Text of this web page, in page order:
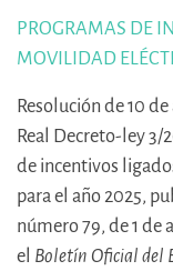
PROGRAMAS DE
MOVILIDAD
Resolución de 10
Real Decreto-ley 3/
de incentivos
para el año 2025,
número 79, de 1 de
el Boletín Oficial del